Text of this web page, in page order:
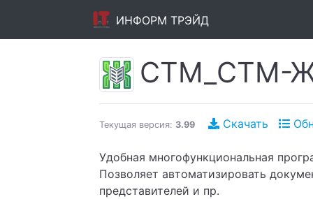
ИНФОРМ ТРЭЙД
CTM_СТМ-
Текущая версия: 3.99 Скачать
Удобная многофункциональная
Позволяет автоматизировать
представителей и пр.